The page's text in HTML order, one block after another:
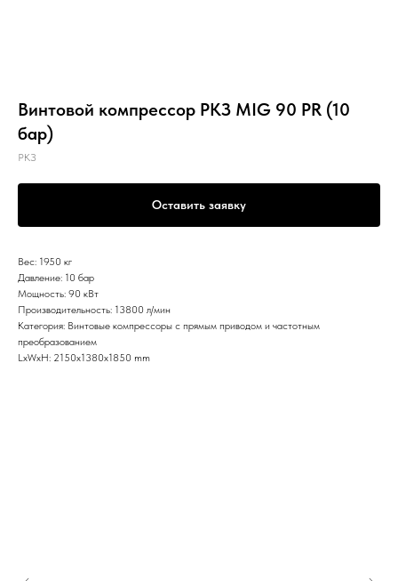
Винтовой компрессор РКЗ MIG 90 PR (10
бар)
РКЗ
Оставить заявку
Вес: 1950 кг
Давление: 10 бар
Мощность: 90 кВт
Производительность: 13800 л/мин
Категория: Винтовые компрессоры с прямым приводом и частотным
преобразованием
LxWxH: 2150x1380x1850 mm